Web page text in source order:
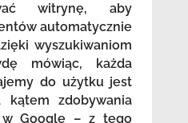
witrynę, aby
automatycznie
wyszukiwaniom
mówiąc, każda
do użytku jest
kątem zdobywania
w Google – z tego